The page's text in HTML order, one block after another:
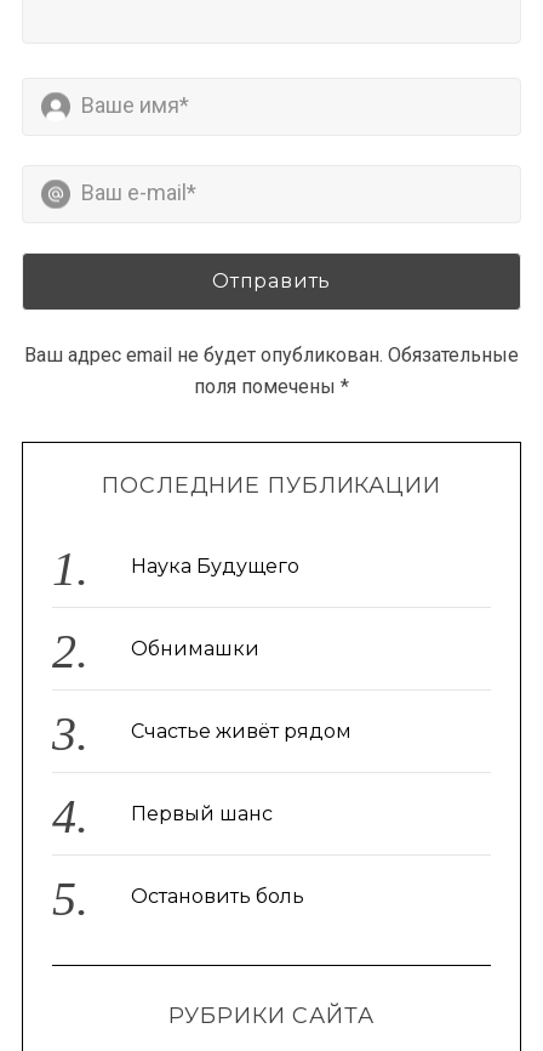
Ваш адрес email не будет опубликован. Обязательные
поля помечены *
ПОСЛЕДНИЕ ПУБЛИКАЦИИ
Наука Будущего
Обнимашки
Счастье живёт рядом
Первый шанс
Остановить боль
РУБРИКИ САЙТА